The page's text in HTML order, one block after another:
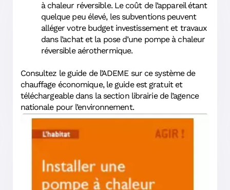
à chaleur réversible. Le coût de l’appareil étant
quelque peu élevé, les subventions peuvent
alléger votre budget investissement et travaux
dans l’achat et la pose d’une pompe à chaleur
réversible aérothermique.
Consultez le guide de l’ADEME sur ce système de
chauffage économique, le guide est gratuit et
téléchargeable dans la section librairie de l’agence
nationale pour l’environnement.